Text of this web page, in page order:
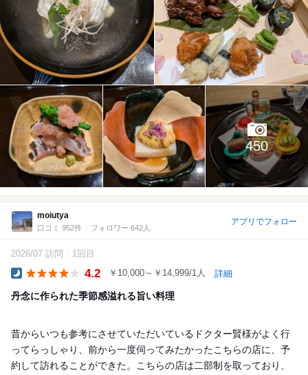
450
moiutya
口コミ 952件 フォロワー 642人
アプリでフォロー
2026/07 訪問 1回目
4.2 ￥10,000～￥14,999/1人 詳細
丹念に作られた季節感溢れる旨い料理
昔からいつも参考にさせていただいているドクター賢様がよく行
ってらっしゃり、前から一度伺ってみたかったこちらの店に、予
約して訪れることができた。こちらの店は二部制を取っており、